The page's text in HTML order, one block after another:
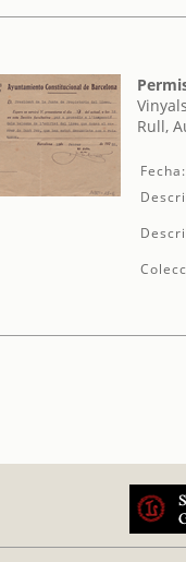
Rull,
Fecha: